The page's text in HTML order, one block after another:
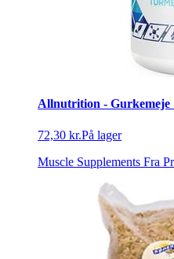
Allnutrition - Gurkemeje
72,30 kr.På lager
Muscle Supplements Fra